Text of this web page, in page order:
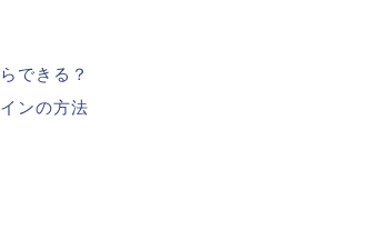
できる？
ンの方法